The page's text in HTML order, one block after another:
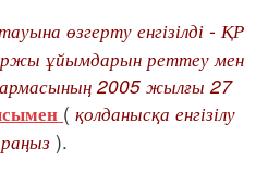
өзгерту енгізілді - ҚР
ұйымдарын реттеу мен
2005 жылғы 27
( қолданысқа енгізілу
).